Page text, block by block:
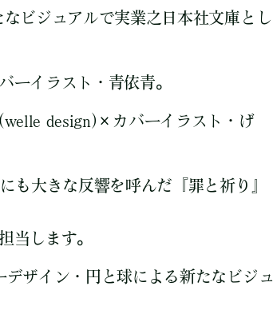
ビジュアルで実業之日本社文庫とし
ーイラスト・青依青。
design)×カバーイラスト・げ
も大きな反響を呼んだ『罪と祈り』
当します。
ザイン・円と球による新たなビジュ